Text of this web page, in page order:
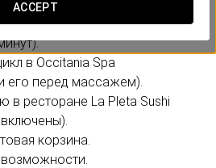
ACCEPT
каждого гостя (массаж
в Occitania Spa
его перед массажем).
в ресторане La Pleta Sushi
корзина.